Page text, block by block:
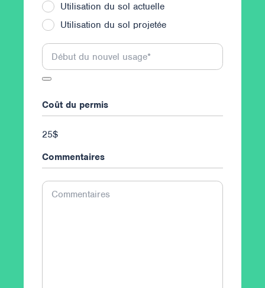
Utilisation du sol actuelle
Utilisation du sol projetée
Début du nouvel usage*
Coût du permis
25$
Commentaires
Commentaires